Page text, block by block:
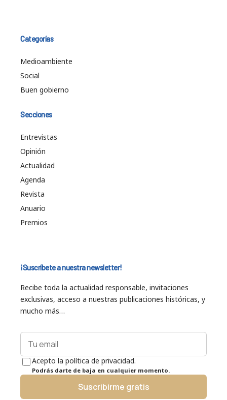
Categorías
Medioambiente
Social
Buen gobierno
Secciones
Entrevistas
Opinión
Actualidad
Agenda
Revista
Anuario
Premios
¡Suscríbete a nuestra newsletter!
Recibe toda la actualidad responsable, invitaciones
exclusivas, acceso a nuestras publicaciones históricas, y
mucho más…
Acepto la política de privacidad.
Podrás darte de baja en cualquier momento.
Suscribirme gratis